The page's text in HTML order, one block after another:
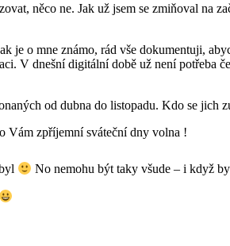
něco ne. Jak už jsem se zmiňoval na
je o mne známo, rád vše dokumentuji,
V dnešní digitální době už není
od dubna do listopadu. Kdo se jich
Vám zpříjemní sváteční dny volna !
No nemohu být taky všude – i když